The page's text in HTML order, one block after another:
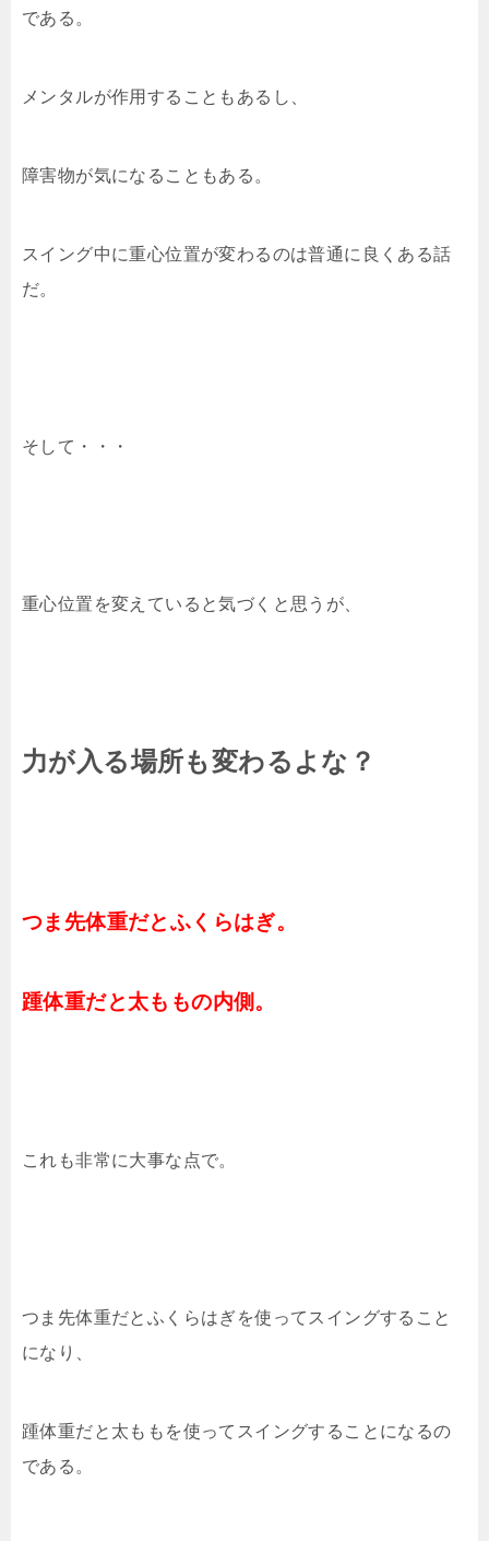
である。
メンタルが作用することもあるし、
障害物が気になることもある。
スイング中に重心位置が変わるのは普通に良くある話
だ。
そして・・・
重心位置を変えていると気づくと思うが、
力が入る場所も変わるよな？
つま先体重だとふくらはぎ。
踵体重だと太ももの内側。
これも非常に大事な点で。
つま先体重だとふくらはぎを使ってスイングすること
になり、
踵体重だと太ももを使ってスイングすることになるの
である。